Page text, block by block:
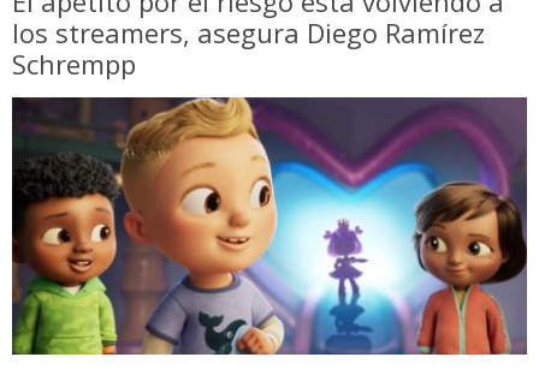
los streamers, asegura Diego Ramírez
Schrempp